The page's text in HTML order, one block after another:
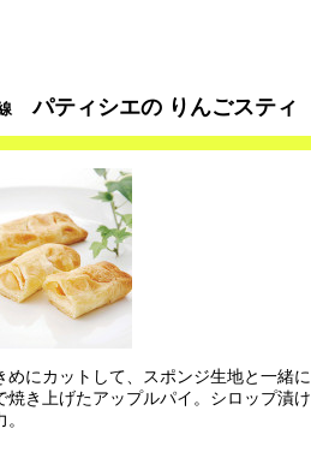
線パティシエの りんごスティ
にカットして、スポンジ生地と一緒に
焼き上げたアップルパイ。シロップ漬け